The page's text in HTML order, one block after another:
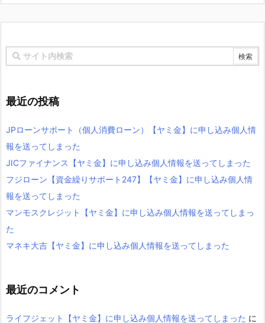
最近の投稿
JPローンサポート（個人消費ローン）【ヤミ金】に申し込み個人情
報を送ってしまった
JICファイナンス【ヤミ金】に申し込み個人情報を送ってしまった
フジローン【資金繰りサポート247】【ヤミ金】に申し込み個人情
報を送ってしまった
マンモスクレジット【ヤミ金】に申し込み個人情報を送ってしまっ
た
マネキ大吉【ヤミ金】に申し込み個人情報を送ってしまった
最近のコメント
ライフジェット【ヤミ金】に申し込み個人情報を送ってしまった に